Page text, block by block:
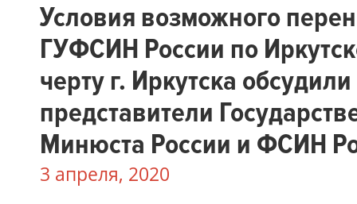
Условия возможного
ГУФСИН России по
черту г. Иркутска обсудили
представители
Минюста России и ФСИН
3 апреля, 2020